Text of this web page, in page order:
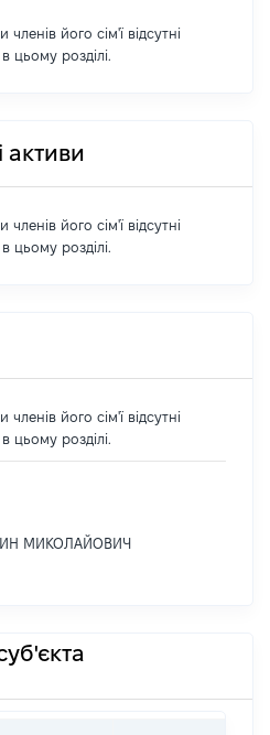
його сім'ї відсутні
цьому розділі.
активи
його сім'ї відсутні
цьому розділі.
його сім'ї відсутні
цьому розділі.
МИКОЛАЙОВИЧ